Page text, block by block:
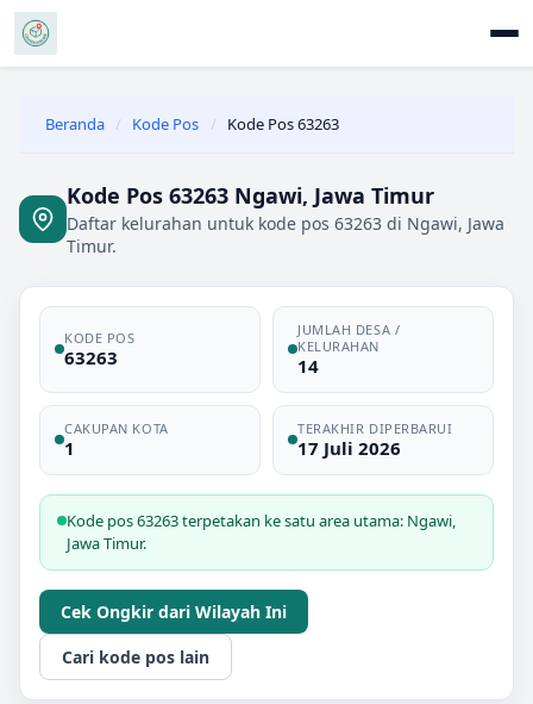
Beranda / Kode Pos / Kode Pos 63263
Kode Pos 63263 Ngawi, Jawa Timur
Daftar kelurahan untuk kode pos 63263 di Ngawi, Jawa
Timur.
KODE POS
63263
JUMLAH DESA /
KELURAHAN
14
CAKUPAN KOTA
1
TERAKHIR DIPERBARUI
17 Juli 2026
Kode pos 63263 terpetakan ke satu area utama: Ngawi,
Jawa Timur.
Cek Ongkir dari Wilayah Ini
Cari kode pos lain